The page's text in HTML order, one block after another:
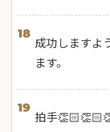
18
成功しますよ
ます。
19
拍手